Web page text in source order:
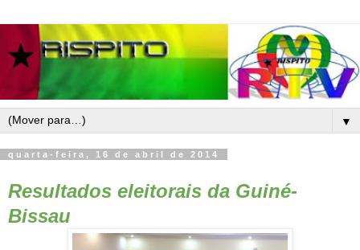
▼
quarta-feira, 16 de abril de 2014
Resultados eleitorais da Guiné-
Bissau